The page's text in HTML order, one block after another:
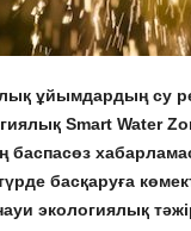
ұйымдардың су
Smart Water
түрде басқаруға
экологиялық